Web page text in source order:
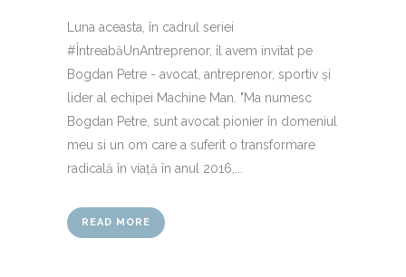
Luna aceasta, în cadrul seriei
#ÎntreabăUnAntreprenor, îl avem invitat pe
Bogdan Petre - avocat, antreprenor, sportiv și
lider al echipei Machine Man. "Ma numesc
Bogdan Petre, sunt avocat pionier în domeniul
meu si un om care a suferit o transformare
radicală în viață în anul 2016,...
READ MORE